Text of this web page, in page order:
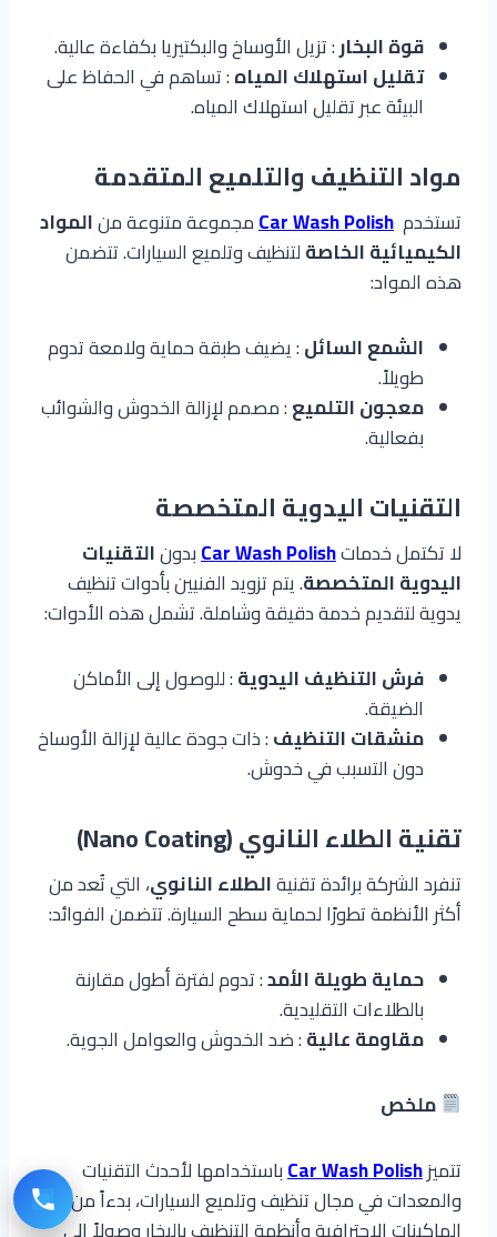
قوة البخار: تزيل الأوساخ والبكتيريا بكفاءة عالية.
تقليل استهلاك المياه: تساهم في الحفاظ على
البيئة عبر تقليل استهلاك المياه.
مواد التنظيف والتلميع المتقدمة
تستخدم Car Wash Polishمجموعة متنوعة منالمواد
الكيميائية الخاصةلتنظيف وتلميع السيارات. تتضمن
هذه المواد:
الشمع السائل: يضيف طبقة حماية ولامعة تدوم
طويلاً.
معجون التلميع: مصمم لإزالة الخدوش والشوائب
بفعالية.
التقنيات اليدوية المتخصصة
لا تكتمل خدماتCar Wash Polishبدونالتقنيات
اليدوية المتخصصة. يتم تزويد الفنيين بأدوات تنظيف
يدوية لتقديم خدمة دقيقة وشاملة. تشمل هذه الأدوات:
فرش التنظيف اليدوية: للوصول إلى الأماكن
الضيقة.
منشقات التنظيف: ذات جودة عالية لإزالة الأوساخ
دون التسبب في خدوش.
تقنية الطلاء النانوي (Nano Coating)
تنفرد الشركة برائدة تقنيةالطلاء النانوي، التي تُعد من
أكثر الأنظمة تطورًا لحماية سطح السيارة. تتضمن الفوائد:
حماية طويلة الأمد: تدوم لفترة أطول مقارنة
بالطلاءات التقليدية.
مقاومة عالية: ضد الخدوش والعوامل الجوية.
ملخص
تتميزCar Wash Polishباستخدامها لأحدث التقنيات
والمعدات في مجال تنظيف وتلميع السيارات، بدءاً من
الماكينات الاحترافية وأنظمة التنظيف بالبخار وصولاً إلى